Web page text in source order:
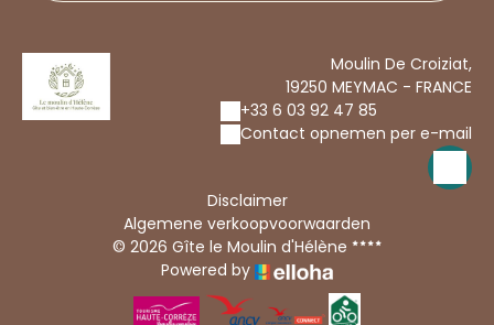
Moulin De Croiziat,
19250 MEYMAC - FRANCE
+33 6 03 92 47 85
Contact opnemen per e-mail
Disclaimer
Algemene verkoopvoorwaarden
© 2026 Gîte le Moulin d'Hélène
Powered by